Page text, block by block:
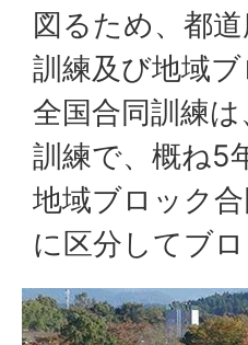
図るため、都
訓練及び地域
全国合同訓練
訓練で、概ね5
地域ブロック
に区分してブ